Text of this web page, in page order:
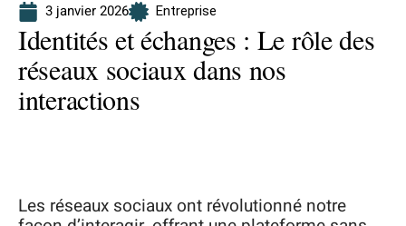
3 janvier 2026 Entreprise
Identités et échanges : Le rôle des
réseaux sociaux dans nos
interactions
Les réseaux sociaux ont révolutionné notre